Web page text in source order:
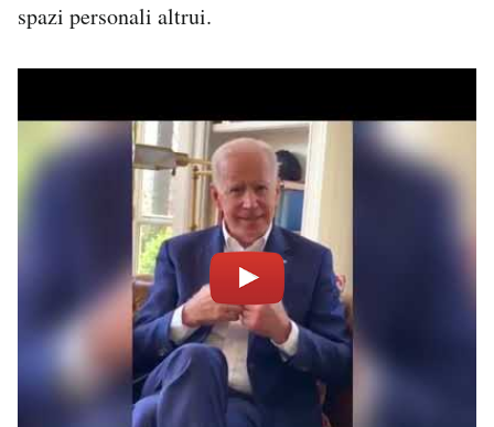
spazi personali altrui.